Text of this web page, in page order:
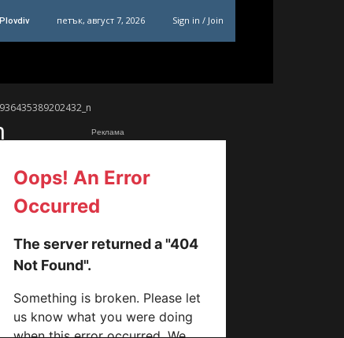
Plovdiv петък, август 7, 2026 Sign in / Join
Реклама